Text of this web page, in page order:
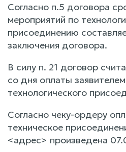
Согласно п.5 договора
мероприятий по
присоединению
заключения договора.
В силу п. 21 договор
со дня оплаты
технологического
Согласно чеку-ордеру
техническое
<адрес> произведена